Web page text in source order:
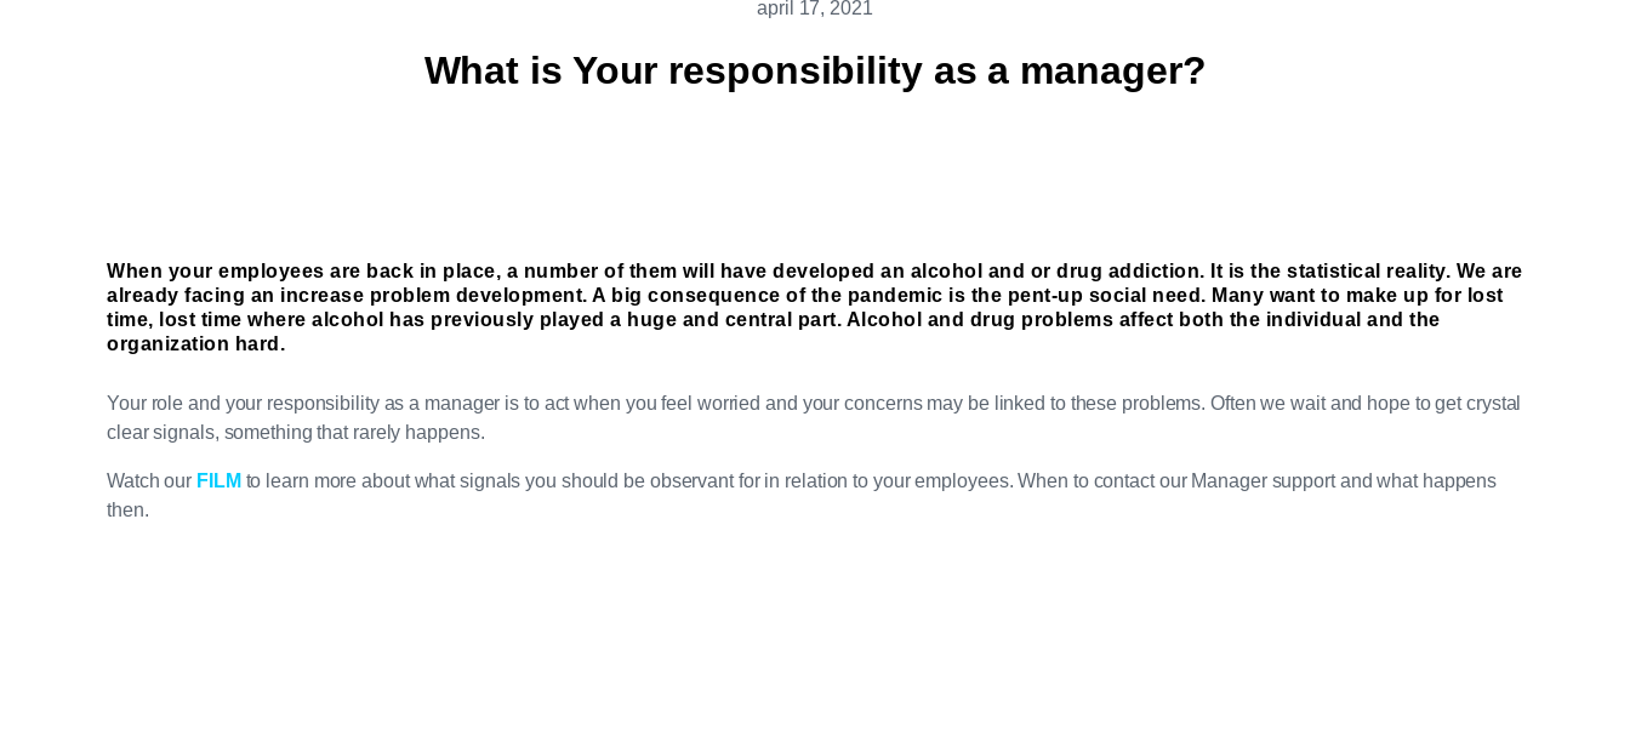
april 17, 2021
What is Your responsibility as a manager?
When your employees are back in place, a number of them will have developed an alcohol and or drug addiction. It is the statistical reality. We are
already facing an increase problem development. A big consequence of the pandemic is the pent-up social need. Many want to make up for lost
time, lost time where alcohol has previously played a huge and central part. Alcohol and drug problems affect both the individual and the
organization hard .
Your role and your responsibility as a manager is to act when you feel worried and your concerns may be linked to these problems. Often we wait and hope to get crystal
clear signals, something that rarely happens.
Watch our FILM to learn more about what signals you should be observant for in relation to your employees. When to contact our Manager support and what happens
then.